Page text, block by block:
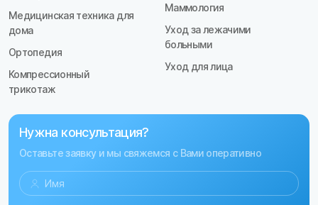
Медицинская техника для
дома
Ортопедия
Компрессионный
трикотаж
Маммология
Уход за лежачими
больными
Уход для лица
Нужна консультация?
Оставьте заявку и мы свяжемся с Вами оперативно